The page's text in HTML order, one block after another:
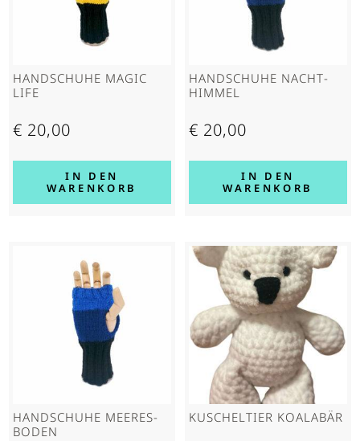
HAND­SCHUHE MAGIC
LIFE
€ 20,00
IN DEN
WARENKORB
HAND­SCHUHE NACHT­
HIMMEL
€ 20,00
IN DEN
WARENKORB
HAND­SCHUHE MEERES­
BODEN
KUSCHELTIER KOALABÄR